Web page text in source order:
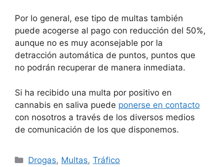
Por lo general, ese tipo de multas también
puede acogerse al pago con reducción del 50%,
aunque no es muy aconsejable por la
detracción automática de puntos, puntos que
no podrán recuperar de manera inmediata.
Si ha recibido una multa por positivo en
cannabis en saliva puede ponerse en contacto
con nosotros a través de los diversos medios
de comunicación de los que disponemos.
Categorías
Drogas, Multas,Tráfico